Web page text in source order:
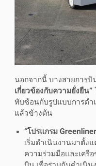
นอกจากนี้ บางสายการบิ
เกี่ยวข้องกับความยั่งยืน”
ทับซ้อนกับรูปแบบการดำ
แล้วข้างต้น
“โปรแกรม
เริ่มดำเนินงานมาตั้ง
ความร่วมมือและเครื